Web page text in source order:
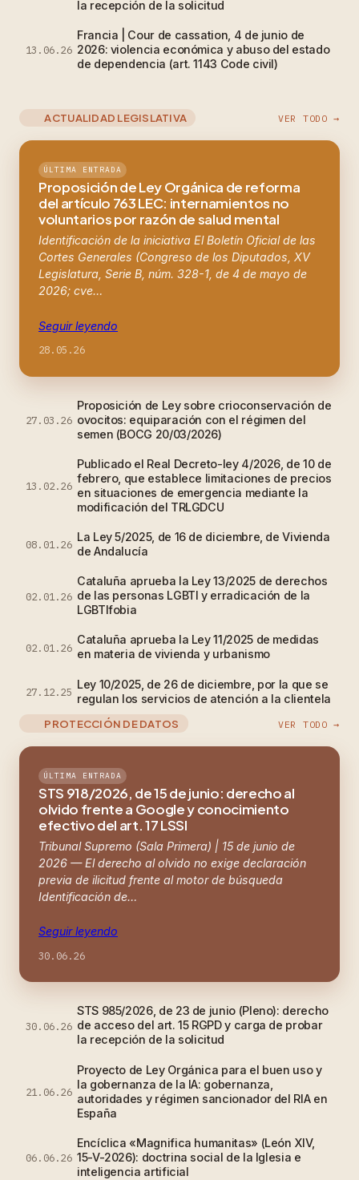
la recepción de la solicitud
13.06.26
Francia | Cour de cassation, 4 de junio de
2026: violencia económica y abuso del estado
de dependencia (art. 1143 Code civil)
ACTUALIDAD LEGISLATIVA VER TODO →
ÚLTIMA ENTRADA
Proposición de Ley Orgánica de reforma
del artículo 763 LEC: internamientos no
voluntarios por razón de salud mental
Identificación de la iniciativa El Boletín Oficial de las
Cortes Generales (Congreso de los Diputados, XV
Legislatura, Serie B, núm. 328-1, de 4 de mayo de
2026; cve…
Seguir leyendo
28.05.26
27.03.26
Proposición de Ley sobre crioconservación de
ovocitos: equiparación con el régimen del
semen (BOCG 20/03/2026)
13.02.26
Publicado el Real Decreto-ley 4/2026, de 10 de
febrero, que establece limitaciones de precios
en situaciones de emergencia mediante la
modificación del TRLGDCU
08.01.26
La Ley 5/2025, de 16 de diciembre, de Vivienda
de Andalucía
02.01.26
Cataluña aprueba la Ley 13/2025 de derechos
de las personas LGBTI y erradicación de la
LGBTIfobia
02.01.26
Cataluña aprueba la Ley 11/2025 de medidas
en materia de vivienda y urbanismo
27.12.25
Ley 10/2025, de 26 de diciembre, por la que se
regulan los servicios de atención a la clientela
PROTECCIÓN DE DATOS
VER TODO →
ÚLTIMA ENTRADA
STS 918/2026, de 15 de junio: derecho al
olvido frente a Google y conocimiento
efectivo del art. 17 LSSI
Tribunal Supremo (Sala Primera) | 15 de junio de
2026 — El derecho al olvido no exige declaración
previa de ilicitud frente al motor de búsqueda
Identificación de…
Seguir leyendo
30.06.26
30.06.26
STS 985/2026, de 23 de junio (Pleno): derecho
de acceso del art. 15 RGPD y carga de probar
la recepción de la solicitud
21.06.26
Proyecto de Ley Orgánica para el buen uso y
la gobernanza de la IA: gobernanza,
autoridades y régimen sancionador del RIA en
España
06.06.26
Encíclica «Magnifica humanitas» (León XIV,
15-V-2026): doctrina social de la Iglesia e
inteligencia artificial